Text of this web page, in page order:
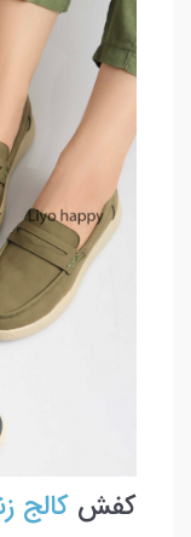
کفش کالج